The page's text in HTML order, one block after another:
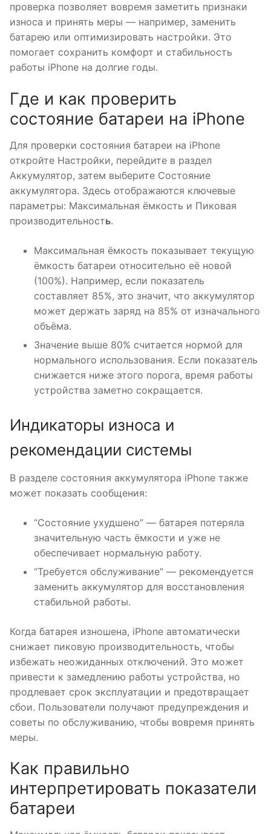
проверка позволяет вовремя заметить признаки
износа и принять меры — например, заменить
батарею или оптимизировать настройки. Это
помогает сохранить комфорт и стабильность
работы iPhone на долгие годы.
Где и как проверить
состояние батареи на iPhone
Для проверки состояния батареи на iPhone
откройте Настройки, перейдите в раздел
Аккумулятор, затем выберите Состояние
аккумулятора. Здесь отображаются ключевые
параметры: Максимальная ёмкость и Пиковая
производительность.
Максимальная ёмкость показывает текущую
ёмкость батареи относительно её новой
(100%). Например, если показатель
составляет 85%, это значит, что аккумулятор
может держать заряд на 85% от изначального
объёма.
Значение выше 80% считается нормой для
нормального использования. Если показатель
снижается ниже этого порога, время работы
устройства заметно сокращается.
Индикаторы износа и
рекомендации системы
В разделе состояния аккумулятора iPhone также
может показать сообщения:
“Состояние ухудшено” — батарея потеряла
значительную часть ёмкости и уже не
обеспечивает нормальную работу.
“Требуется обслуживание” — рекомендуется
заменить аккумулятор для восстановления
стабильной работы.
Когда батарея изношена, iPhone автоматически
снижает пиковую производительность, чтобы
избежать неожиданных отключений. Это может
привести к замедлению работы устройства, но
продлевает срок эксплуатации и предотвращает
сбои. Пользователи получают предупреждения и
советы по обслуживанию, чтобы вовремя принять
меры.
Как правильно
интерпретировать показатели
батареи